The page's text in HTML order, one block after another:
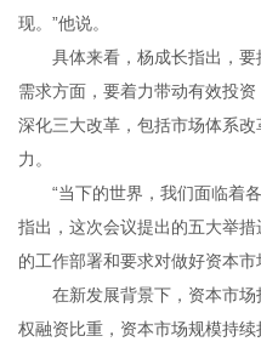
现。”他说。
具体来看，杨成长指出，要
需求方面，要着力带动有效投
深化三大改革，包括市场体系
力。
“当下的世界，我们面临着各
指出，这次会议提出的五大举
的工作部署和要求对做好资本
在新发展背景下，资本市场
权融资比重，资本市场规模持